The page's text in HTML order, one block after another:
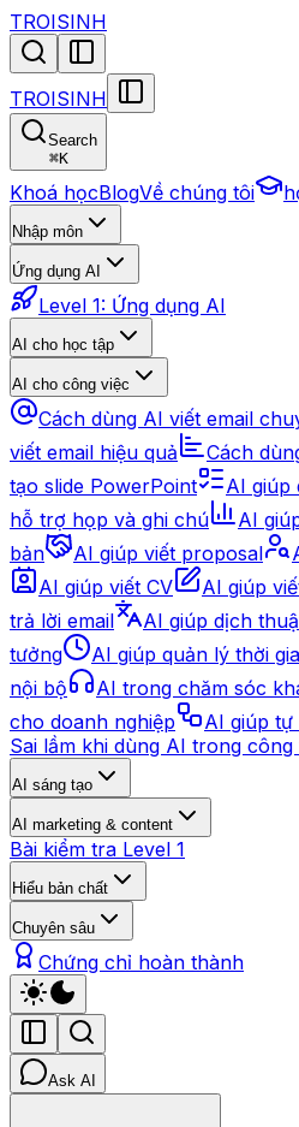
TROISINH
TROISINH
Search
⌘K
Khoá họcBlogVề chúng tôi
Nhập môn
Ứng dụng AI
Level 1: Ứng dụng AI
AI cho học tập
AI cho công việc
Cách dùng AI viết email
viết email hiệu quả
Cách
tạo slide PowerPoint
AI giúp
hỗ trợ họp và ghi chú
AI
bản
AI giúp viết proposal
AI giúp viết CV
AI giúp
trả lời email
AI giúp dịch
tưởng
AI giúp quản lý thời
nội bộ
AI trong chăm sóc
cho doanh nghiệp
AI giúp tự
Sai lầm khi dùng AI trong công
AI sáng tạo
AI marketing & content
Bài kiểm tra Level 1
Hiểu bản chất
Chuyên sâu
Chứng chỉ hoàn thành
Ask AI